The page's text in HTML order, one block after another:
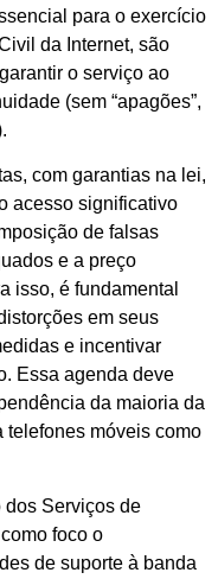
para o exercício
da Internet, são
o serviço ao
(sem “apagões”,
com garantias na lei,
acesso significativo
de falsas
e a preço
isso, é fundamental
em seus
e incentivar
Essa agenda deve
da maioria da
telefones móveis como
Serviços de
foco o
de suporte à banda